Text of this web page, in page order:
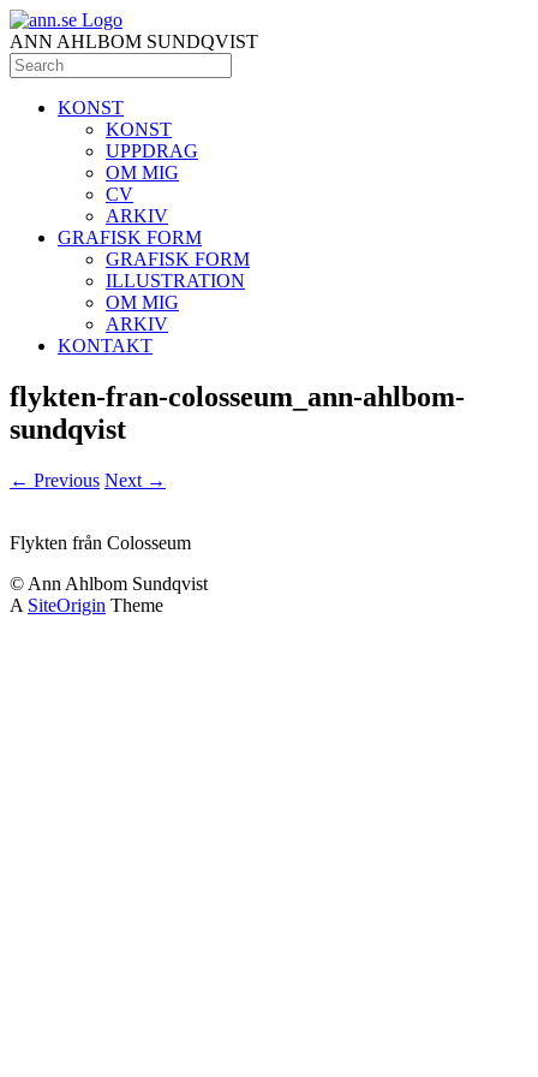
ANN AHLBOM SUNDQVIST
KONST
KONST
UPPDRAG
OM MIG
CV
ARKIV
GRAFISK FORM
GRAFISK FORM
ILLUSTRATION
OM MIG
ARKIV
KONTAKT
flykten-fran-colosseum_ann-ahlbom-
sundqvist
← Previous Next →
Flykten från Colosseum
© Ann Ahlbom Sundqvist
A SiteOrigin Theme